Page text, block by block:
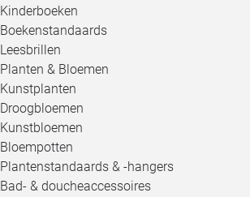
Kinderboeken
Boekenstandaards
Leesbrillen
Planten & Bloemen
Kunstplanten
Droogbloemen
Kunstbloemen
Bloempotten
Plantenstandaards & -hangers
Bad- & doucheaccessoires